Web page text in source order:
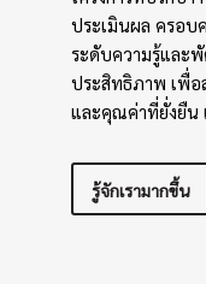
ประเมินผล ครอบ
ระดับความรู้และ
ประสิทธิภาพ เพื่อ
และคุณค่าที่ยั่งยืน
รู้จักเรามากขึ้น